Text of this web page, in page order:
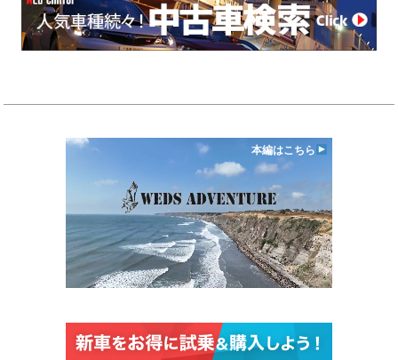
本編はこちら